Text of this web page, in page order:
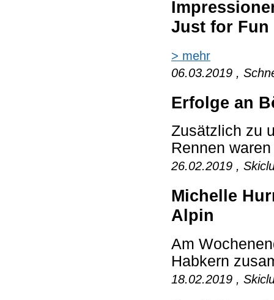
Just for Fun
> mehr
06.03.2019 ,
Erfolge an
Zusätzlich zu
Rennen
26.02.2019 ,
Michelle
Alpin
Am
Habkern
18.02.2019 ,